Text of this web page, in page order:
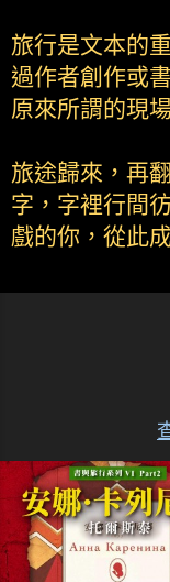
旅行是文本的
過作者創作或
原來所謂的現
旅途歸來，再
字，字裡行間
戲的你，從此